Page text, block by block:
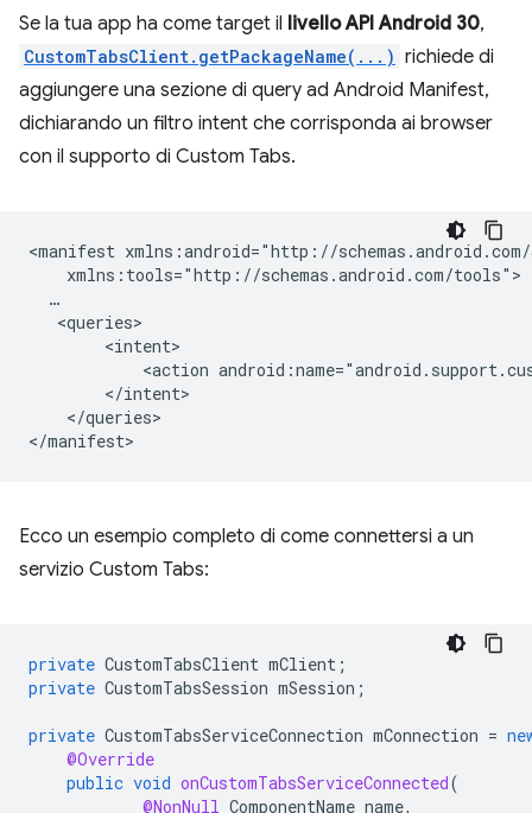
Se la tua app ha come target il livello API Android 30,
CustomTabsClient.getPackageName(...) richiede di
aggiungere una sezione di query ad Android Manifest,
dichiarando un filtro intent che corrisponda ai browser
con il supporto di Custom Tabs.
<manifest
<action
</queries>
Ecco un esempio completo di come connettersi a un
servizio Custom Tabs:
private CustomTabsClient mClient ;
private CustomTabsSession mSession ;
private CustomTabsServiceConnection mConnection =
@Override
public void onCustomTabsServiceConnected(
@NonNull ComponentName name,